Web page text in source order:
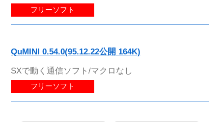
フリーソフト
QuMINI 0.54.0(95.12.22公開 164K)
SXで動く通信ソフト/マクロなし
フリーソフト